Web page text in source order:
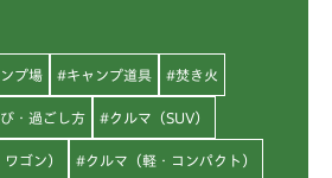
プ場 #キャンプ道具 #焚き火
・過ごし方 #クルマ（SUV）
ゴン） #クルマ（軽・コンパクト）